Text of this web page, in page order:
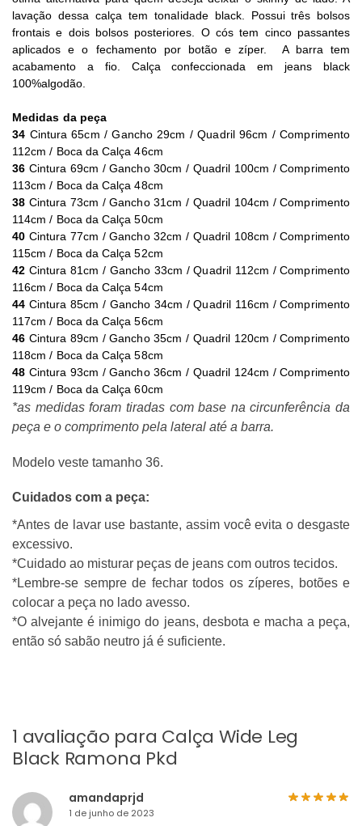
lavação dessa calça tem tonalidade black. Possui três bolsos
frontais e dois bolsos posteriores. O cós tem cinco passantes
aplicados e o fechamento por botão e zíper.
A barra tem
acabamento a fio. Calça confeccionada em jeans black
100%algodão.
Medidas da peça
34 Cintura 65cm / Gancho 29cm / Quadril 96cm / Comprimento
112cm / Boca da Calça 46cm
36 Cintura 69cm / Gancho 30cm / Quadril 100cm / Comprimento
113cm / Boca da Calça 48cm
38 Cintura 73cm / Gancho 31cm / Quadril 104cm / Comprimento
114cm / Boca da Calça 50cm
40 Cintura 77cm / Gancho 32cm / Quadril 108cm / Comprimento
115cm / Boca da Calça 52cm
42 Cintura 81cm / Gancho 33cm / Quadril 112cm / Comprimento
116cm / Boca da Calça 54cm
44 Cintura 85cm / Gancho 34cm / Quadril 116cm / Comprimento
117cm / Boca da Calça 56cm
46 Cintura 89cm / Gancho 35cm / Quadril 120cm / Comprimento
118cm / Boca da Calça 58cm
48 Cintura 93cm / Gancho 36cm / Quadril 124cm / Comprimento
119cm / Boca da Calça 60cm
*as medidas foram tiradas com base na circunferência da
peça e o comprimento pela lateral até a barra.
Modelo veste tamanho 36.
Cuidados com a peça:
*Antes de lavar use bastante, assim você evita o desgaste
excessivo.
*Cuidado ao misturar peças de jeans com outros tecidos.
*Lembre-se sempre de fechar todos os zíperes, botões e
colocar a peça no lado avesso.
*O alvejante é inimigo do jeans, desbota e macha a peça,
então só sabão neutro já é suficiente.
1 avaliação para Calça Wide Leg
Black Ramona Pkd
amandaprjd
1 de junho de 2023